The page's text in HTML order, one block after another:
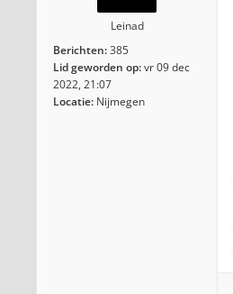
Leinad
Berichten:385
Lid geworden op:vr 09 dec
2022, 21:07
Locatie: Nijmegen